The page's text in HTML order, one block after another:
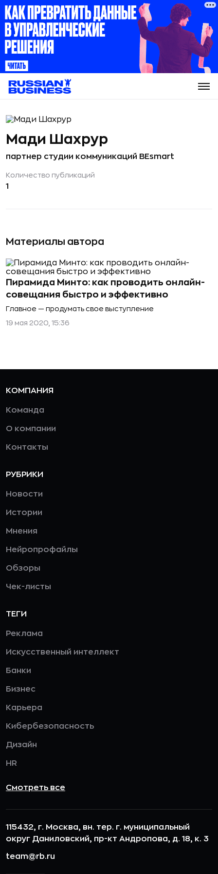
Материалы автора
Пирамида Минто: как проводить онлайн-
совещания быстро и эффективно
Главное — продумать свое выступление
19 мая 2020, 15:36
Мади Шахрур
партнер студии коммуникаций BEsmart
Количество публикаций
1
КОМПАНИЯ
Команда
О компании
Контакты
РУБРИКИ
Новости
Истории
Мнения
Нейропрофайлы
Обзоры
Чек-листы
ТЕГИ
Реклама
Искусственный интеллект
Банки
Бизнес
Карьера
Кибербезопасность
Дизайн
HR
Смотреть все
115432, г. Москва, вн. тер. г. муниципальный
округ Даниловский, пр-кт Андропова, д. 18, к. 3
team@rb.ru